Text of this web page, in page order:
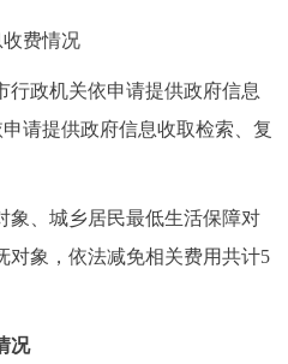
费情况
政机关依申请提供政府信息
请提供政府信息收取检索、复
、城乡居民最低生活保障对
对象，依法减免相关费用共计5
况